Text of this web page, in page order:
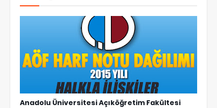
Anadolu Üniversitesi Açıköğretim Fakültesi